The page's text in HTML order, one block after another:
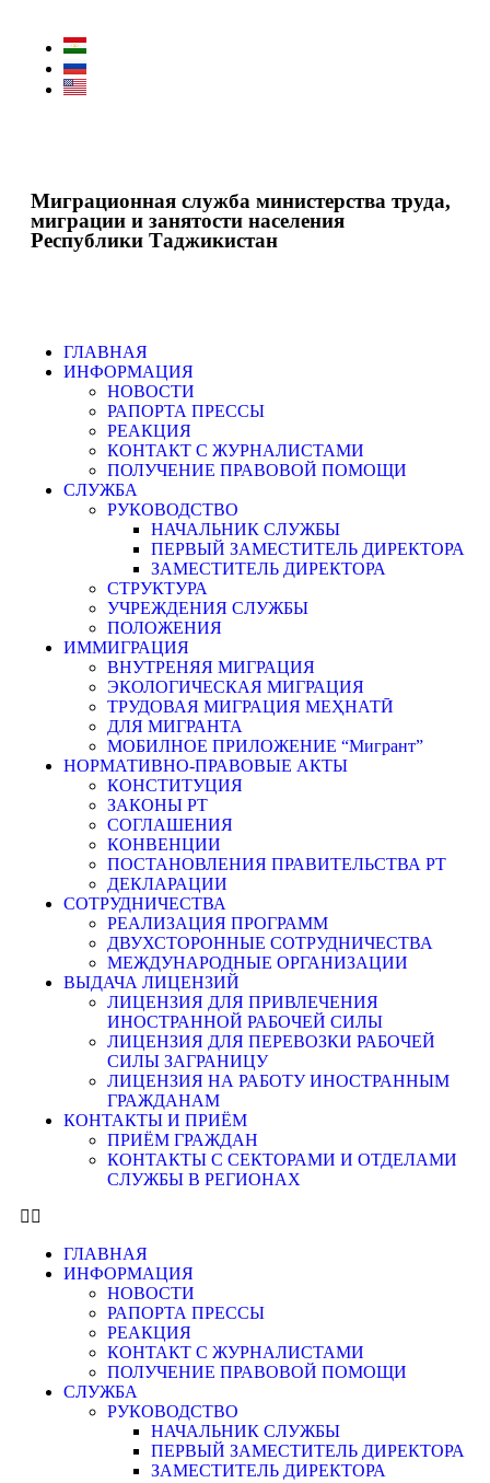
Миграционная служба министерства труда,
миграции и занятости населения
Республики Таджикистан
ГЛАВНАЯ
ИНФОРМАЦИЯ
НОВОСТИ
РАПОРТА ПРЕССЫ
РЕАКЦИЯ
КОНТАКТ С ЖУРНАЛИСТАМИ
ПОЛУЧЕНИЕ ПРАВОВОЙ ПОМОЩИ
СЛУЖБА
РУКОВОДСТВО
НАЧАЛЬНИК СЛУЖБЫ
ПЕРВЫЙ ЗАМЕСТИТЕЛЬ ДИРЕКТОРА
ЗАМЕСТИТЕЛЬ ДИРЕКТОРА
СТРУКТУРА
УЧРЕЖДЕНИЯ СЛУЖБЫ
ПОЛОЖЕНИЯ
ИММИГРАЦИЯ
ВНУТРЕНЯЯ МИГРАЦИЯ
ЭКОЛОГИЧЕСКАЯ МИГРАЦИЯ
ТРУДОВАЯ МИГРАЦИЯ МЕҲНАТӢ
ДЛЯ МИГРАНТА
МОБИЛНОЕ ПРИЛОЖЕНИЕ “Мигрант”
НОРМАТИВНО-ПРАВОВЫЕ АКТЫ
КОНСТИТУЦИЯ
ЗАКОНЫ РТ
СОГЛАШЕНИЯ
КОНВЕНЦИИ
ПОСТАНОВЛЕНИЯ ПРАВИТЕЛЬСТВА РТ
ДЕКЛАРАЦИИ
СОТРУДНИЧЕСТВА
РЕАЛИЗАЦИЯ ПРОГРАММ
ДВУХСТОРОННЫЕ СОТРУДНИЧЕСТВА
МЕЖДУНАРОДНЫЕ ОРГАНИЗАЦИИ
ВЫДАЧА ЛИЦЕНЗИЙ
ЛИЦЕНЗИЯ ДЛЯ ПРИВЛЕЧЕНИЯ
ИНОСТРАННОЙ РАБОЧЕЙ СИЛЫ
ЛИЦЕНЗИЯ ДЛЯ ПЕРЕВОЗКИ РАБОЧЕЙ
СИЛЫ ЗАГРАНИЦУ
ЛИЦЕНЗИЯ НА РАБОТУ ИНОСТРАННЫМ
ГРАЖДАНАМ
КОНТАКТЫ И ПРИЁМ
ПРИЁМ ГРАЖДАН
КОНТАКТЫ С СЕКТОРАМИ И ОТДЕЛАМИ
СЛУЖБЫ В РЕГИОНАХ
ГЛАВНАЯ
ИНФОРМАЦИЯ
НОВОСТИ
РАПОРТА ПРЕССЫ
РЕАКЦИЯ
КОНТАКТ С ЖУРНАЛИСТАМИ
ПОЛУЧЕНИЕ ПРАВОВОЙ ПОМОЩИ
СЛУЖБА
РУКОВОДСТВО
НАЧАЛЬНИК СЛУЖБЫ
ПЕРВЫЙ ЗАМЕСТИТЕЛЬ ДИРЕКТОРА
ЗАМЕСТИТЕЛЬ ДИРЕКТОРА